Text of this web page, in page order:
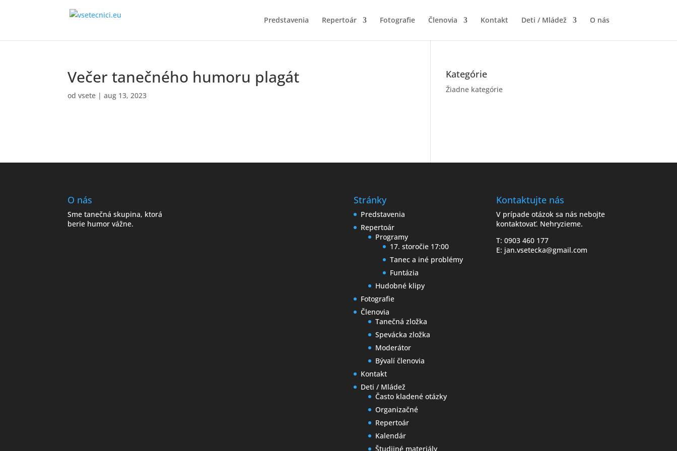
Predstavenia Repertoár Fotografie Členovia Kontakt Deti / Mládež O nás
Večer tanečného humoru plagát
odvsete |aug 13, 2023
Kategórie
Žiadne kategórie
O nás
Sme tanečná skupina, ktorá
berie humor vážne.
Stránky
Predstavenia
Repertoár
Programy
17. storočie 17:00
Tanec a iné problémy
Funtázia
Hudobné klipy
Fotografie
Členovia
Tanečná zložka
Spevácka zložka
Moderátor
Bývalí členovia
Kontakt
Deti / Mládež
Často kladené otázky
Organizačné
Repertoár
Kalendár
Študijné materiály
Kontaktujte nás
V prípade otázok sa nás nebojte
kontaktovať. Nehryzieme.
T: 0903 460 177
E: jan.vsetecka@gmail.com